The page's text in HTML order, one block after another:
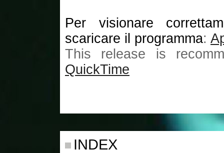
Per visionare
scaricare il programma:
This release is
QuickTime
INDEX